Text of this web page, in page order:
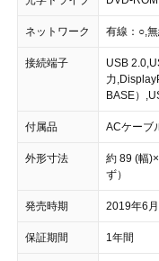
ネットワーク 有線：○,
接続端子
USB
力
BASE）
付属品 ACケーブ
外形寸法
約 89 (幅
ず）
発売時期 2019年6月
保証期間 1年間